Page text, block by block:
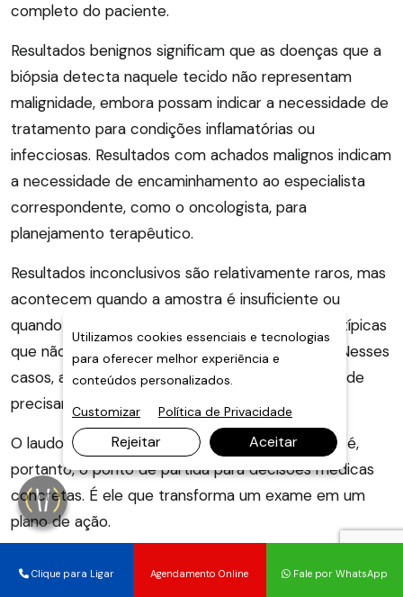
completo do paciente.
Resultados benignos significam que as doenças que a
biópsia detecta naquele tecido não representam
malignidade, embora possam indicar a necessidade de
tratamento para condições inflamatórias ou
infecciosas. Resultados com achados malignos indicam
a necessidade de encaminhamento ao especialista
correspondente, como o oncologista, para
planejamento terapêutico.
Resultados inconclusivos são relativamente raros, mas
acontecem quando a amostra é insuficiente ou
quando as células apresentam características atípicas
que não permitem uma classificação definitiva. Nesses
casos, a biópsia para diagnóstico de doenças pode
precisar ser repetida com uma amostra maior.
O laudo da biópsia para diagnóstico de doenças é,
portanto, o ponto de partida para decisões médicas
concretas. É ele que transforma um exame em um
plano de ação.
7. Conclusão
Clique para Ligar Agendamento Online Fale por WhatsApp
Utilizamos cookies essenciais e tecnologias
para oferecer melhor experiência e
conteúdos personalizados.
Customizar
Política de Privacidade
Rejeitar Aceitar